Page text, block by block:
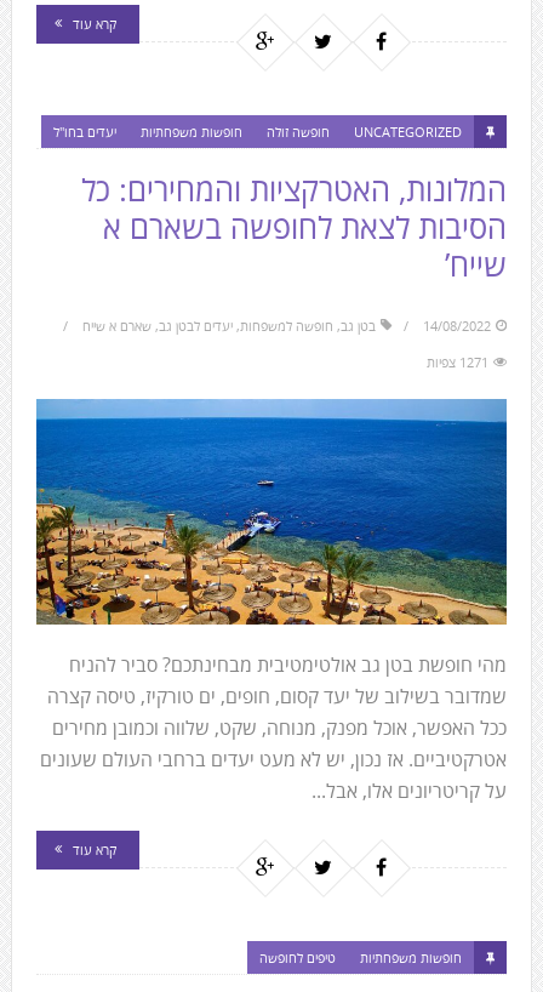
קרא עוד
UNCATEGORIZED חופשה זולה חופשות משפחתיות יעדים בחו"ל
המלונות, האטרקציות והמחירים: כל
הסיבות לצאת לחופשה בשארם א
שייח’
14/08/2022 בטן גב, חופשה למשפחות, יעדים לבטן גב, שארם א שייח
1271 צפיות
מהי חופשת בטן גב אולטימטיבית מבחינתכם? סביר להניח
שמדובר בשילוב של יעד קסום, חופים, ים טורקיז, טיסה קצרה
ככל האפשר, אוכל מפנק, מנוחה, שקט, שלווה וכמובן מחירים
אטרקטיביים. אז נכון, יש לא מעט יעדים ברחבי העולם שעונים
על קריטריונים אלו, אבל...
קרא עוד
חופשות משפחתיות טיפים לחופשה